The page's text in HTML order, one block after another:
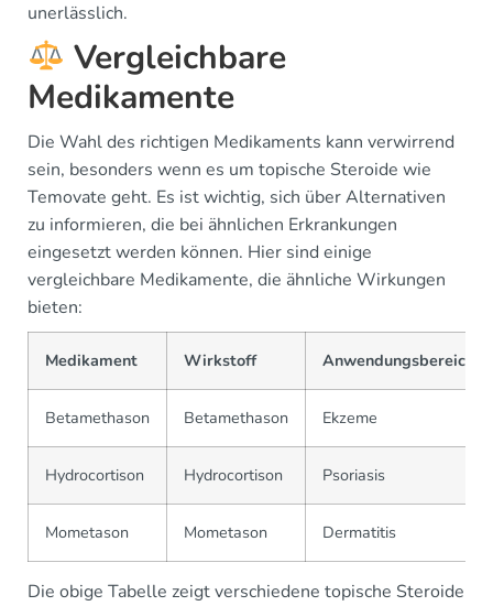
unerlässlich.
Vergleichbare
Medikamente
Die Wahl des richtigen Medikaments kann verwirrend
sein, besonders wenn es um topische Steroide wie
Temovate geht. Es ist wichtig, sich über Alternativen
zu informieren, die bei ähnlichen Erkrankungen
eingesetzt werden können. Hier sind einige
vergleichbare Medikamente, die ähnliche Wirkungen
bieten:
Medikament Wirkstoff Anwendungsbereich
Betamethason Betamethason Ekzeme
Hydrocortison Hydrocortison Psoriasis
Mometason Mometason Dermatitis
Die obige Tabelle zeigt verschiedene topische Steroide